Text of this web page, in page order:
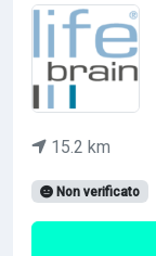
15.2 km
Non verificato